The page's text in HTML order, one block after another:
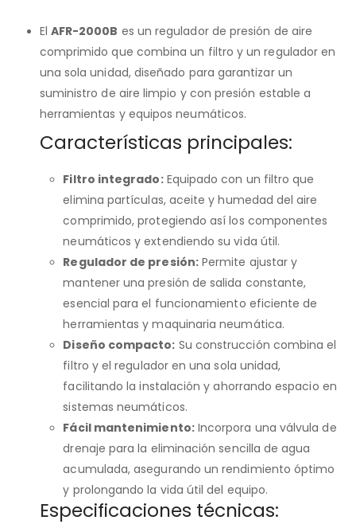
El AFR-2000B es un regulador de presión de aire
comprimido que combina un filtro y un regulador en
una sola unidad, diseñado para garantizar un
suministro de aire limpio y con presión estable a
herramientas y equipos neumáticos.
Características principales:
Filtro integrado: Equipado con un filtro que
elimina partículas, aceite y humedad del aire
comprimido, protegiendo así los componentes
neumáticos y extendiendo su vida útil.
Regulador de presión: Permite ajustar y
mantener una presión de salida constante,
esencial para el funcionamiento eficiente de
herramientas y maquinaria neumática.
Diseño compacto: Su construcción combina el
filtro y el regulador en una sola unidad,
facilitando la instalación y ahorrando espacio en
sistemas neumáticos.
Fácil mantenimiento: Incorpora una válvula de
drenaje para la eliminación sencilla de agua
acumulada, asegurando un rendimiento óptimo
y prolongando la vida útil del equipo.
Especificaciones técnicas: